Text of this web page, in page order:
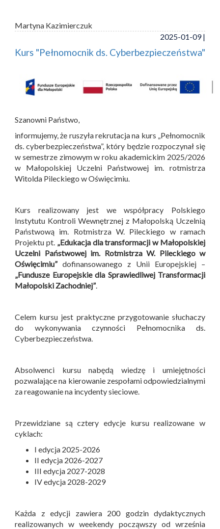
Martyna Kazimierczuk
2025-01-09 |
Kurs "Pełnomocnik ds. Cyberbezpieczeństwa"
Szanowni Państwo,
informujemy, że ruszyła rekrutacja na kurs „Pełnomocnik
ds. cyberbezpieczeństwa”, który będzie rozpoczynał się
w semestrze zimowym w roku akademickim 2025/2026
w Małopolskiej Uczelni Państwowej im. rotmistrza
Witolda Pileckiego w Oświęcimiu.
Kurs realizowany jest we współpracy Polskiego
Instytutu Kontroli Wewnętrznej z Małopolską Uczelnią
Państwową im. Rotmistrza W. Pileckiego w ramach
Projektu pt. „Edukacja dla transformacji w Małopolskiej
Uczelni Państwowej im. Rotmistrza W. Pileckiego w
Oświęcimiu”dofinansowanego z Unii Europejskiej –
„Fundusze Europejskie dla Sprawiedliwej Transformacji
Małopolski Zachodniej”.
Celem kursu jest praktyczne przygotowanie słuchaczy
do wykonywania czynności Pełnomocnika ds.
Cyberbezpieczeństwa.
Absolwenci kursu nabędą wiedzę i umiejętności
pozwalające na kierowanie zespołami odpowiedzialnymi
za reagowanie na incydenty sieciowe.
Przewidziane są cztery edycje kursu realizowane w
cyklach:
I edycja 2025-2026
II edycja 2026-2027
III edycja 2027-2028
IV edycja 2028-2029
Każda z edycji zawiera 200 godzin dydaktycznych
realizowanych w weekendy począwszy od września